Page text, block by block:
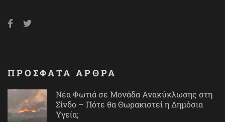
ΠΡΟΣΦΑΤΑ ΑΡΘΡΑ
Νέα Φωτιά σε Μονάδα Ανακύκλωσης στη
Σίνδο – Πότε θα Θωρακιστεί η Δημόσια
Υγεία;